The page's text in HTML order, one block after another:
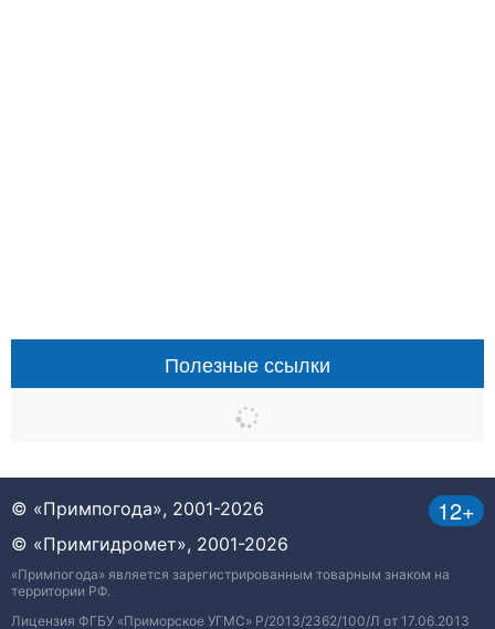
Полезные ссылки
12+
© «Примпогода», 2001-2026
© «Примгидромет», 2001-2026
«Примпогода» является зарегистрированным товарным знаком на
территории РФ.
Лицензия ФГБУ «Приморское УГМС» Р/2013/2362/100/Л от 17.06.2013